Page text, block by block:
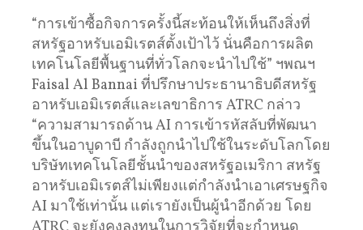
“การเข้าซื้อกิจการครั้งนี้สะท้อนให้เห็นถึงสิ่งที่
สหรัฐอาหรับเอมิเรตส์ตั้งเป้าไว้ นั่นคือการผลิต
เทคโนโลยีพื้นฐานที่ทั่วโลกจะนำไปใช้” ฯพณฯ
Faisal Al Bannai ที่ปรึกษาประธานาธิบดีสหรัฐ
อาหรับเอมิเรตส์และเลขาธิการ ATRC กล่าว
“ความสามารถด้าน AI การเข้ารหัสลับที่พัฒนา
ขึ้นในอาบูดาบี กำลังถูกนำไปใช้ในระดับโลกโดย
บริษัทเทคโนโลยีชั้นนำของสหรัฐอเมริกา สหรัฐ
อาหรับเอมิเรตส์ไม่เพียงแต่กำลังนำเอาเศรษฐกิจ
AI มาใช้เท่านั้น แต่เรายังเป็นผู้นำอีกด้วย โดย